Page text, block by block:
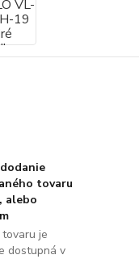
tovaru
alebo
je
dostupná v